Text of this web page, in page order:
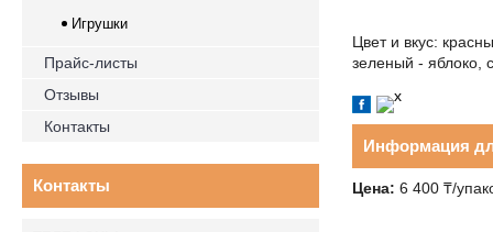
Цвет и вкус:
зеленый - яблоко,
Информация
Цена: 6 400 ₸/
Игрушки
Прайс-листы
Отзывы
Контакты
Контакты